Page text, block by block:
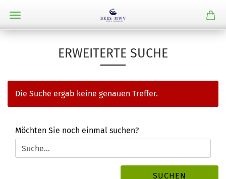
ERWEITERTE SUCHE
Die Suche ergab keine genauen Treffer.
MÖCHTEN
SIE
NOCH
Möchten Sie noch einmal suchen?
SUCHEN